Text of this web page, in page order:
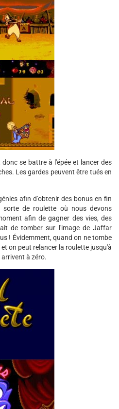
se battre à l'épée et lancer des
Les gardes peuvent être tués en
afin d'obtenir des bonus en fin
de roulette où nous devons
afin de gagner des vies, des
de tomber sur l'image de Jaffar
! Évidemment, quand on ne tombe
on peut relancer la roulette jusqu'à
à zéro.